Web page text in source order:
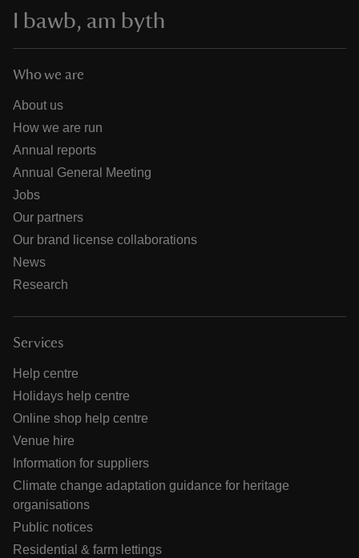
I bawb, am byth
Who we are
About us
How we are run
Annual reports
Annual General Meeting
Jobs
Our partners
Our brand license collaborations
News
Research
Services
Help centre
Holidays help centre
Online shop help centre
Venue hire
Information for suppliers
Climate change adaptation guidance for heritage
organisations
Public notices
Residential & farm lettings